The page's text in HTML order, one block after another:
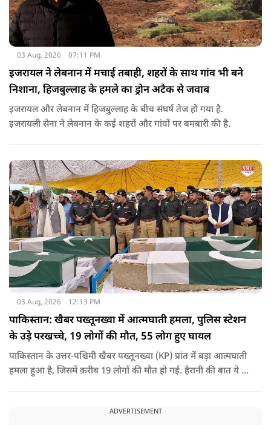
03 Aug, 2026 07:11 PM
इजरायल ने लेबनान में मचाई तबाही, शहरों के साथ गांव भी बने
निशाना, हिजबुल्लाह के हमले का ड्रोन अटैक से जवाब
इजरायल और लेबनान में हिजबुल्लाह के बीच संघर्ष तेज हो गया है.
इजरायली सेना ने लेबनान के कई शहरों और गांवों पर बमबारी की है.
03 Aug, 2026 12:13 PM
पाकिस्तान: खैबर पख्तूनख्वा में आत्मघाती हमला, पुलिस स्टेशन
के उड़े परखच्चे, 19 लोगों की मौत, 55 लोग हुए घायल
पाकिस्तान के उत्तर-पश्चिमी खैबर पख्तूनख्वा (KP) प्रांत में बड़ा आत्मघाती
हमला हुआ है, जिसमें क़रीब 19 लोगों की मौत हो गई. हैरानी की बात ये है
ADVERTISEMENT